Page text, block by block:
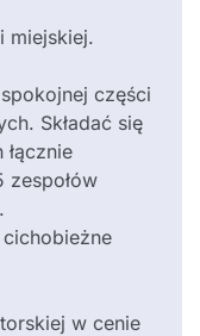
miejskiej.
części
Składać się
zespołów
w cenie